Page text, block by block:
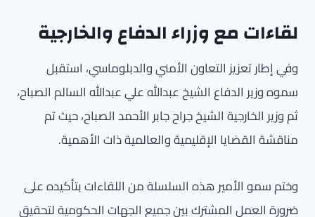
لقاءات مع وزراء الدفاع والخارجية
وفي إطار تعزيز التعاون الأمني والدبلوماسي، استقبل
سموه وزير الدفاع الشيخ عبدالله علي عبدالله السالم الصباح،
ثم وزير الخارجية الشيخ جراح جابر الأحمد الصباح، حيث تم
مناقشة القضايا الإقليمية والعالمية ذات الأهمية.
وختم سمو الأمير هذه السلسلة من اللقاءات بتأكيده على
ضرورة العمل المشترك بين جميع الجهات الحكومية لتحقيق